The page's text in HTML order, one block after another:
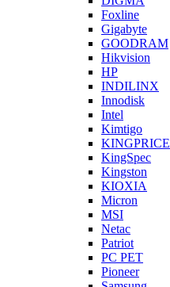
Foxline
Gigabyte
GOODRAM
Hikvision
HP
INDILINX
Innodisk
Intel
Kimtigo
KINGPRICE
KingSpec
Kingston
KIOXIA
Micron
MSI
Netac
Patriot
PC PET
Pioneer